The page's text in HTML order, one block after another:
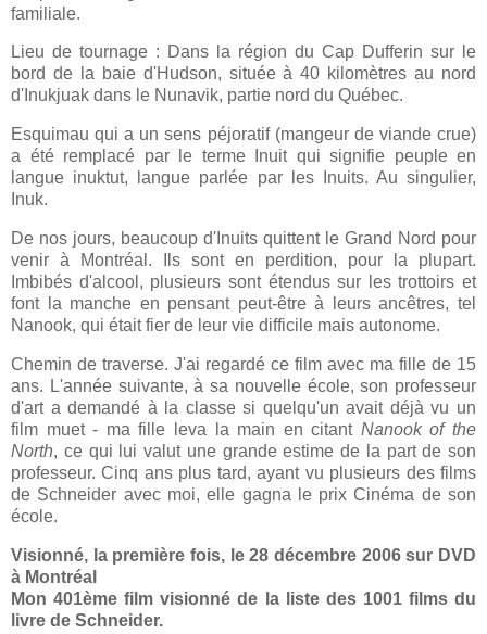
familiale.
Lieu de tournage : Dans la région du Cap Dufferin sur le
bord de la baie d'Hudson, située à 40 kilomètres au nord
d'Inukjuak dans le Nunavik, partie nord du Québec.
Esquimau qui a un sens péjoratif (mangeur de viande crue)
a été remplacé par le terme Inuit qui signifie peuple en
langue inuktut, langue parlée par les Inuits. Au singulier,
Inuk.
De nos jours, beaucoup d'Inuits quittent le Grand Nord pour
venir à Montréal. Ils sont en perdition, pour la plupart.
Imbibés d'alcool, plusieurs sont étendus sur les trottoirs et
font la manche en pensant peut-être à leurs ancêtres, tel
Nanook, qui était fier de leur vie difficile mais autonome.
Chemin de traverse. J'ai regardé ce film avec ma fille de 15
ans. L'année suivante, à sa nouvelle école, son professeur
d'art a demandé à la classe si quelqu'un avait déjà vu un
film muet - ma fille leva la main en citant Nanook of the
North, ce qui lui valut une grande estime de la part de son
professeur. Cinq ans plus tard, ayant vu plusieurs des films
de Schneider avec moi, elle gagna le prix Cinéma de son
école.
Visionné, la première fois, le 28 décembre 2006 sur DVD
à Montréal
Mon 401ème film visionné de la liste des 1001 films du
livre de Schneider.